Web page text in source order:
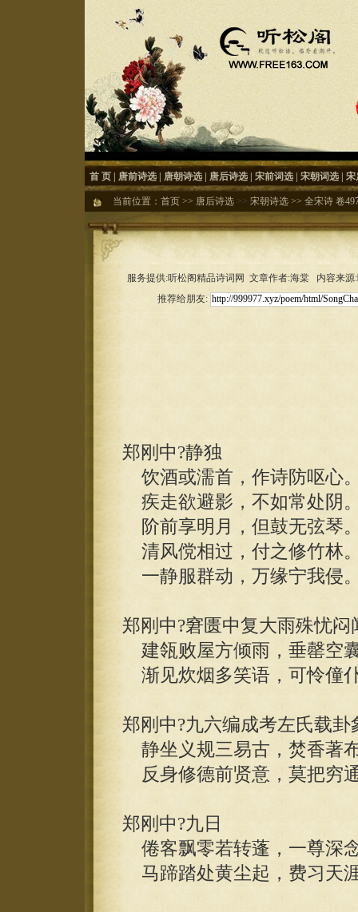
首 页 唐前诗选 唐朝诗选 唐后诗选 宋前词选 宋朝词选 宋
当前位置： 首页 >> 唐后诗选 >> 宋朝诗选 >> 全宋诗 卷
服务提供:听松阁精品诗词网 文章作者:海棠 内容来
推荐给朋友:
郑刚中?静独
饮酒或濡首，作诗防呕心
疾走欲避影，不如常处阴
阶前享明月，但鼓无弦琴
清风傥相过，付之修竹林
一静服群动，万缘宁我侵
郑刚中?窘匮中复大雨殊忧
建瓴败屋方倾雨，垂罄空
渐见炊烟多笑语，可怜僮
郑刚中?九六编成考左氏载
静坐义规三易古，焚香著
反身修德前贤意，莫把穷
郑刚中?九日
倦客飘零若转蓬，一尊深
马蹄踏处黄尘起，费习天